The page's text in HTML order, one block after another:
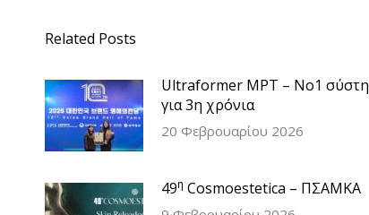
Related Posts
Ultraformer MPT – Νο1
για 3η χρόνια
20 Φεβρουαρίου 2026
49η Cosmoestetica – ΠΣΑΜΚΑ